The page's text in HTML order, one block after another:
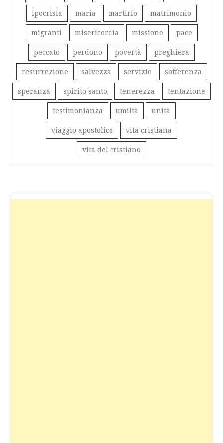
ipocrisia maria martirio matrimonio
migranti misericordia missione pace
peccato perdono povertà preghiera
resurrezione salvezza servizio sofferenza
speranza spirito santo tenerezza tentazione
testimonianza umiltà unità
viaggio apostolico vita cristiana
vita del cristiano